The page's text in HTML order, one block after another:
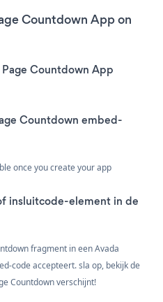
Countdown App on
Countdown App
Countdown embed-
once you create your app
insluitcode-element in de
fragment in een Avada
code accepteert. sla op, bekijk de
Countdown verschijnt!